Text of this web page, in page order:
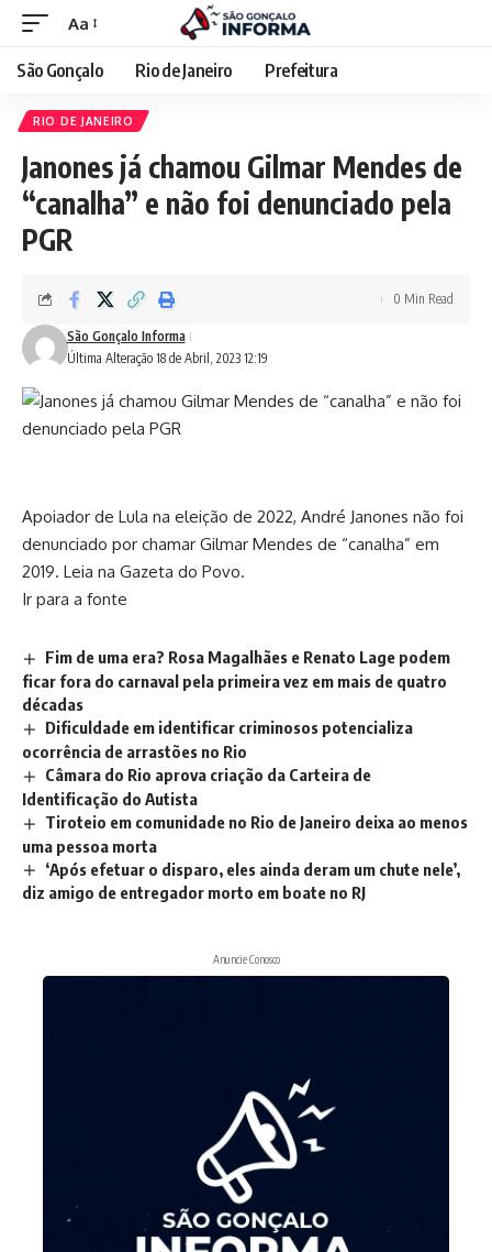
Aa
São Gonçalo Rio de Janeiro Prefeitura
RIO DE JANEIRO
Janones já chamou Gilmar Mendes de
“canalha” e não foi denunciado pela
PGR
Última Alteração 18 de Abril, 2023 12:19
São Gonçalo Informa
0 Min Read
Apoiador de Lula na eleição de 2022, André Janones não foi
denunciado por chamar Gilmar Mendes de “canalha” em
2019. Leia na Gazeta do Povo.
Ir para a fonte
Fim de uma era? Rosa Magalhães e Renato Lage podem
ficar fora do carnaval pela primeira vez em mais de quatro
décadas
Dificuldade em identificar criminosos potencializa
ocorrência de arrastões no Rio
Câmara do Rio aprova criação da Carteira de
Identificação do Autista
Tiroteio em comunidade no Rio de Janeiro deixa ao menos
uma pessoa morta
‘Após efetuar o disparo, eles ainda deram um chute nele’,
diz amigo de entregador morto em boate no RJ
Anuncie Conosco